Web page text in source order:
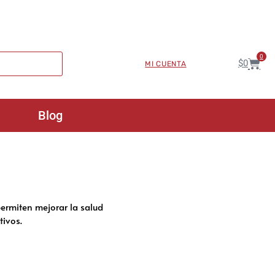
MI CUENTA $0
0
Blog
mejorar la salud